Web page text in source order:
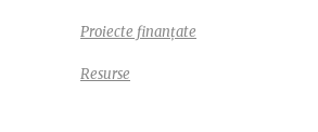
Proiecte finanțate
Resurse